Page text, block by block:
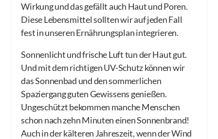
Wirkung und das gefällt auch Haut und Poren.
Diese Lebensmittel sollten wir auf jeden Fall
fest in unseren Ernährungsplan integrieren.
Sonnenlicht und frische Luft tun der Haut gut.
Und mit dem richtigen UV-Schutz können wir
das Sonnenbad und den sommerlichen
Spaziergang guten Gewissens genießen.
Ungeschützt bekommen manche Menschen
schon nach zehn Minuten einen Sonnenbrand!
Auch in der kälteren Jahreszeit, wenn der Wind